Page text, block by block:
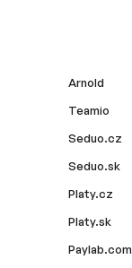
Arnold
Teamio
Seduo.cz
Seduo.sk
Platy.cz
Platy.sk
Paylab.com